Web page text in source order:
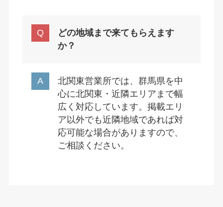
どの地域まで来てもらえます
か？
北関東営業所では、群馬県を中
心に北関東・近隣エリアまで幅
広く対応しています。掲載エリ
ア以外でも近隣地域であれば対
応可能な場合がありますので、
ご相談ください。